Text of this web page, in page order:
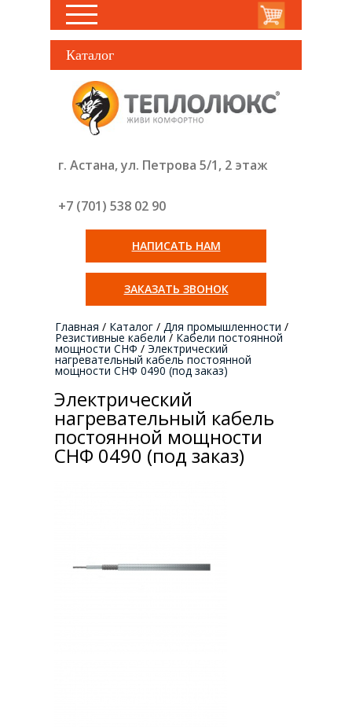
Каталог
г. Астана, ул. Петрова 5/1, 2 этаж
+7 (701) 538 02 90
НАПИСАТЬ НАМ
ЗАКАЗАТЬ ЗВОНОК
Главная / Каталог / Для промышленности /
Резистивные кабели / Кабели постоянной
мощности СНФ / Электрический
нагревательный кабель постоянной
мощности СНФ 0490 (под заказ)
Электрический
нагревательный кабель
постоянной мощности
СНФ 0490 (под заказ)